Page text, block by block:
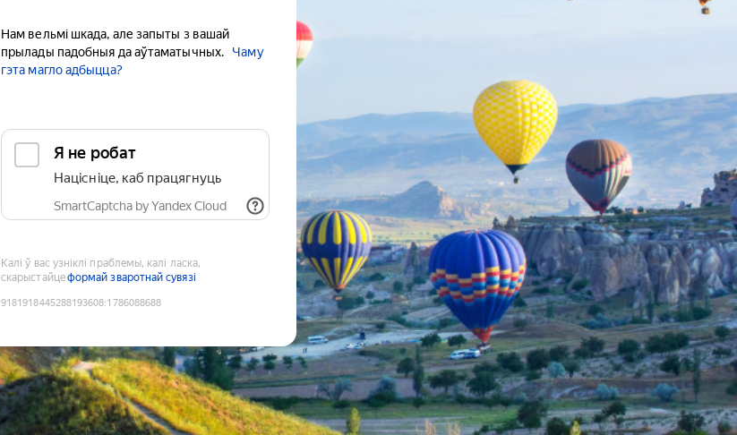
Нам вельмі шкада, але запыты з вашай
прылады падобныя да аўтаматычных.
Чаму
гэта магло адбыцца?
Я не робат
Націсніце, каб працягнуць
SmartCaptcha by Yandex Cloud
Калі ў вас узніклі праблемы, калі ласка,
скарыстайцеформай зваротнай сувязі
9181918445288193608:1786088688